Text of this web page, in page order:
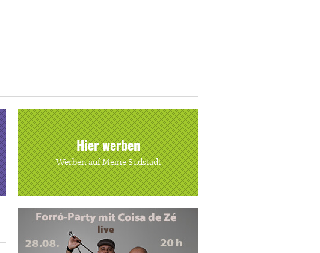
Hier werben
Werben auf Meine Südstadt